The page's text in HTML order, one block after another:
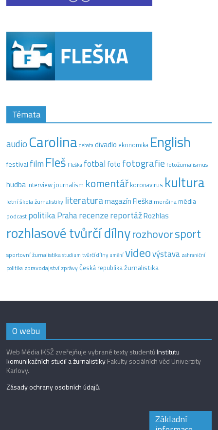
Témata
audio Carolina debata divadlo ekonomika English
festival film Fleš Fleška fotbal foto fotografie fotožurnalismus
hudba interview journalism komentář koronavirus kultura
letní škola žurnalistiky literaturamagazín Fleška menšinamédia
podcast politikaPraharecenzereportážRozhlas
rozhlasové tvůrčí dílnyrozhovorsport
sportovní žurnalistika studium tvůrčí dílny uměnívideovýstava zahraniční
politika zpravodajstvízprávyČeská republikažurnalistika
O webu
Web Média IKSŽ zveřejňuje vybrané texty studentůInstitutu
komunikačních studií a žurnalistikyFakulty sociálních věd Univerzity
Karlovy.
Zásady ochrany osobních údajů.
Základní